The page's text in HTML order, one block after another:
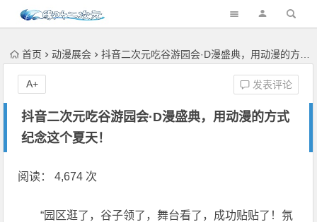
首页 动漫展会 抖音二次元吃谷游园会·D漫盛典，用动漫的方式纪念这个夏天！
抖音二次元吃谷游园会·D漫盛典，用动漫的方式
纪念这个夏天！
发表评论
A+
阅读： 4,674 次
“园区逛了，谷子领了，舞台看了，成功贴贴了！氛